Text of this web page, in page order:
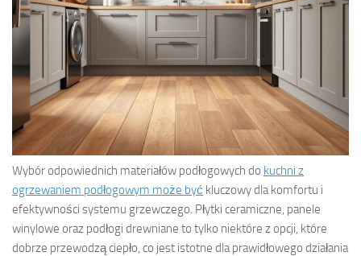
Wybór odpowiednich materiałów podłogowych do kuchni z
ogrzewaniem podłogowym może być kluczowy dla komfortu i
efektywności systemu grzewczego. Płytki ceramiczne, panele
winylowe oraz podłogi drewniane to tylko niektóre z opcji, które
dobrze przewodzą ciepło, co jest istotne dla prawidłowego działania